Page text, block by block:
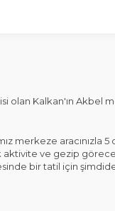
olan Kalkan'ın Akbel
merkeze aracınızla
ve gezip
bir tatil için